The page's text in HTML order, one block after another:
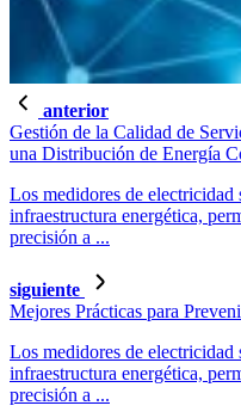
anterior
Gestión de la Calidad de
una Distribución de Energía
Los medidores de
infraestructura energética,
precisión a ...
siguiente
Mejores Prácticas para
Los medidores de
infraestructura energética,
precisión a ...